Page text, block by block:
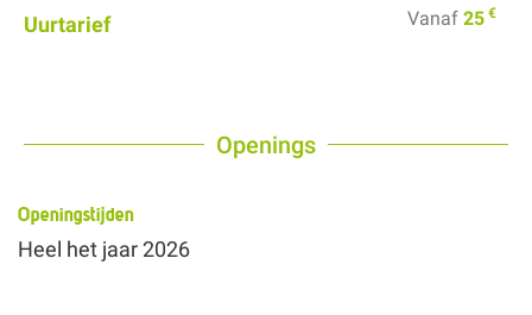
Uurtarief Vanaf 25 €
Openings
Openingstijden
Heel het jaar 2026